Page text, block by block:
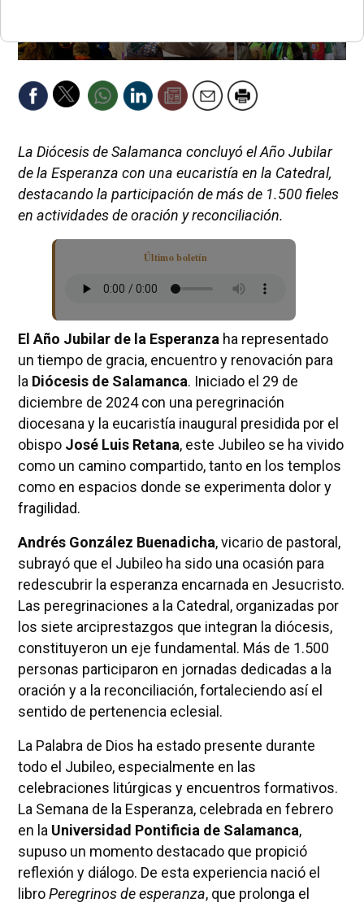
La Diócesis de Salamanca concluyó el Año Jubilar
de la Esperanza con una eucaristía en la Catedral,
destacando la participación de más de 1.500 fieles
en actividades de oración y reconciliación.
Último boletín
El Año Jubilar de la Esperanza ha representado
un tiempo de gracia, encuentro y renovación para
la Diócesis de Salamanca. Iniciado el 29 de
diciembre de 2024 con una peregrinación
diocesana y la eucaristía inaugural presidida por el
obispo José Luis Retana, este Jubileo se ha vivido
como un camino compartido, tanto en los templos
como en espacios donde se experimenta dolor y
fragilidad.
Andrés González Buenadicha, vicario de pastoral,
subrayó que el Jubileo ha sido una ocasión para
redescubrir la esperanza encarnada en Jesucristo.
Las peregrinaciones a la Catedral, organizadas por
los siete arciprestazgos que integran la diócesis,
constituyeron un eje fundamental. Más de 1.500
personas participaron en jornadas dedicadas a la
oración y a la reconciliación, fortaleciendo así el
sentido de pertenencia eclesial.
La Palabra de Dios ha estado presente durante
todo el Jubileo, especialmente en las
celebraciones litúrgicas y encuentros formativos.
La Semana de la Esperanza, celebrada en febrero
en la Universidad Pontificia de Salamanca,
supuso un momento destacado que propició
reflexión y diálogo. De esta experiencia nació el
libroPeregrinos de esperanza, que prolonga el